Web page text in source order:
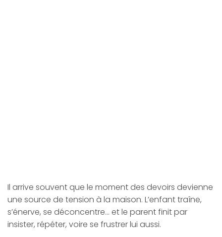
Il arrive souvent que le moment des devoirs devienne
une source de tension à la maison. L’enfant traîne,
s’énerve, se déconcentre… et le parent finit par
insister, répéter, voire se frustrer lui aussi.